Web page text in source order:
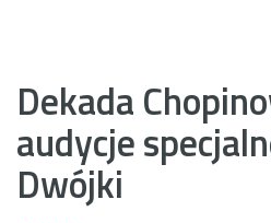
Dekada
audycje
Dwójki